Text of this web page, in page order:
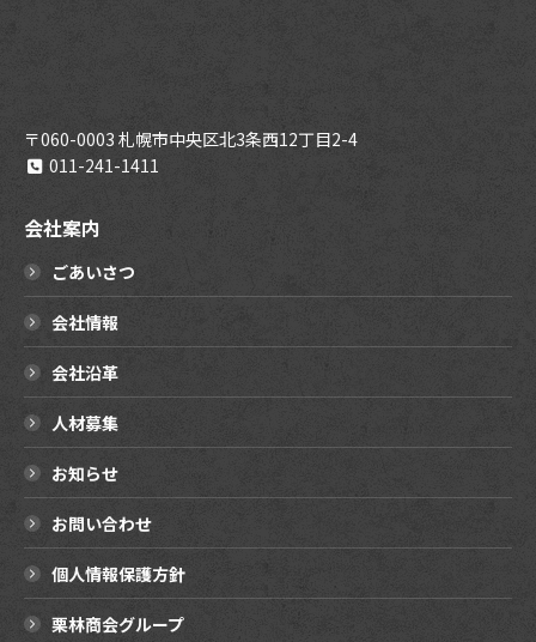
〒060-0003 札幌市中央区北3条西12丁目2-4
011-241-1411
会社案内
ごあいさつ
会社情報
会社沿革
人材募集
お知らせ
お問い合わせ
個人情報保護方針
栗林商会グループ